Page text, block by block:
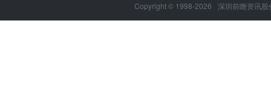
Copyright © 1998-2026 深圳前瞻资讯股